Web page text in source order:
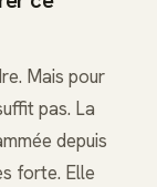
Mais pour
pas. La
depuis
forte. Elle